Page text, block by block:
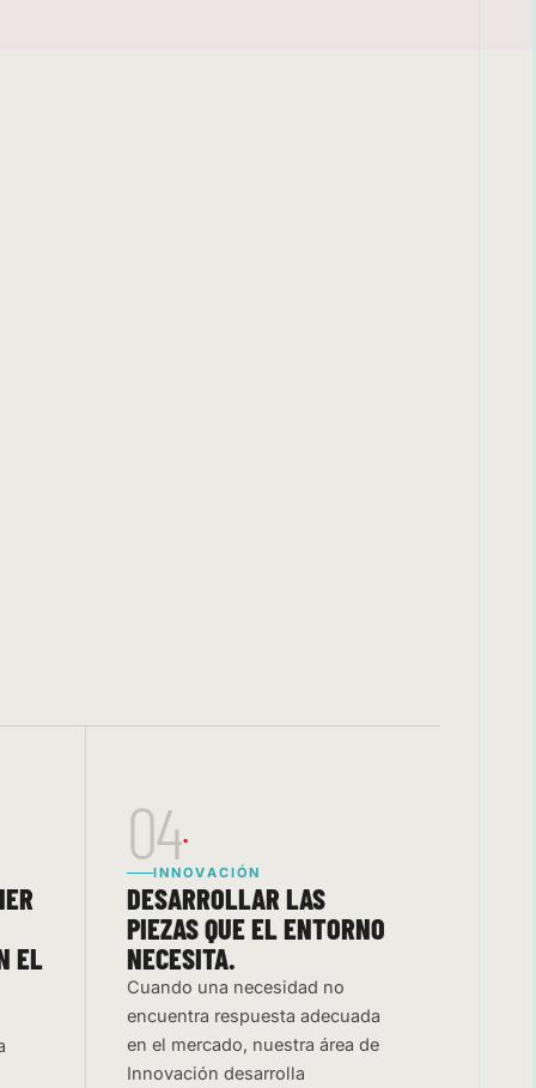
EL
04
INNOVACIÓN
DESARROLLAR LAS
PIEZAS QUE EL ENTORNO
NECESITA.
Cuando una necesidad no
encuentra respuesta adecuada
en el mercado, nuestra área de
Innovación desarrolla